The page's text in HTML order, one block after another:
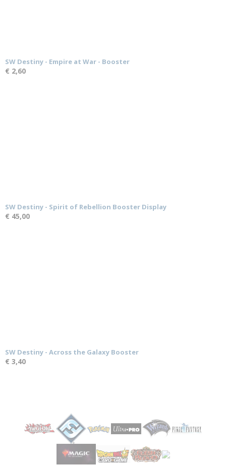
SW Destiny - Empire at War - Booster
€ 2,60
SW Destiny - Spirit of Rebellion Booster Display
€ 45,00
SW Destiny - Across the Galaxy Booster
€ 3,40